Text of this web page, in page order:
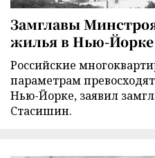
Замглавы
жилья в Нью-Йорке
Российские
параметрам
Нью-Йорке, заявил
Стасишин.